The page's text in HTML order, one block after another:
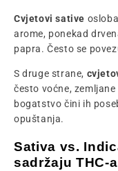
Cvjetovi sative
arome, ponekad
papra. Često se
S druge strane,
često voćne,
bogatstvo čini ih
opuštanja.
Sativa vs.
sadržaju THC-